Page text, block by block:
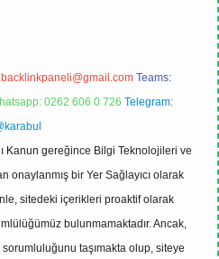
backlinkpaneli@gmail.com Teams:
0262 606 0 726 Telegram:
Kanun gereğince Bilgi Teknolojileri ve
onaylanmış bir Yer Sağlayıcı olarak
sitedeki içerikleri proaktif olarak
bulunmamaktadır. Ancak,
taşımakta olup, siteye